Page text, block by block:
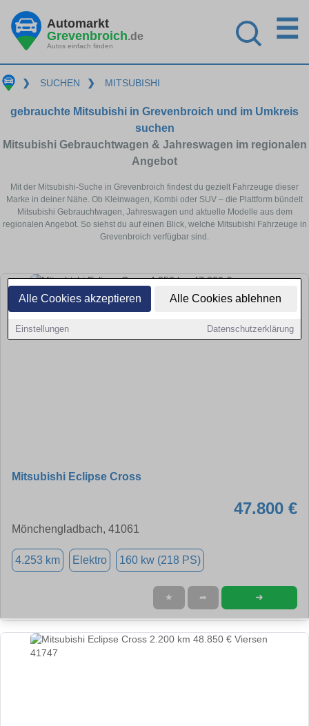
Alle Cookies akzeptieren Alle Cookies ablehnen
Einstellungen Datenschutzerklärung
Automarkt
Grevenbroich.de
Autos einfach finden
☰
❯ SUCHEN ❯ MITSUBISHI
gebrauchte Mitsubishi in Grevenbroich und im Umkreis
suchen
Mitsubishi Gebrauchtwagen & Jahreswagen im regionalen
Angebot
Mit der Mitsubishi-Suche in Grevenbroich findest du gezielt Fahrzeuge dieser
Marke in deiner Nähe. Ob Kleinwagen, Kombi oder SUV – die Plattform bündelt
Mitsubishi Gebrauchtwagen, Jahreswagen und aktuelle Modelle aus dem
regionalen Angebot. So siehst du auf einen Blick, welche Mitsubishi Fahrzeuge in
Grevenbroich verfügbar sind.
Mitsubishi Eclipse Cross
47.800 €
Mönchengladbach, 41061
4.253 km Elektro 160 kw (218 PS)
★ ➦ ➜